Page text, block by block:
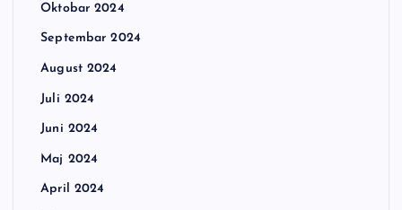
Oktobar 2024
Septembar 2024
August 2024
Juli 2024
Juni 2024
Maj 2024
April 2024